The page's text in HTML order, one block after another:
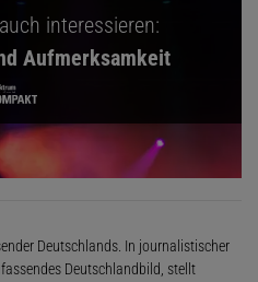
interessieren:
Aufmerksamkeit
Deutschlands. In journalistischer
Deutschlandbild, stellt